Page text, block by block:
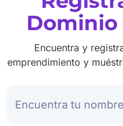
Dominio
Encuentra y
emprendimiento y